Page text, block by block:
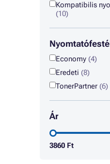
Kompatibilis
(10)
Economy (4)
Eredeti (8)
TonerPartner (6)
Ár
3860 Ft